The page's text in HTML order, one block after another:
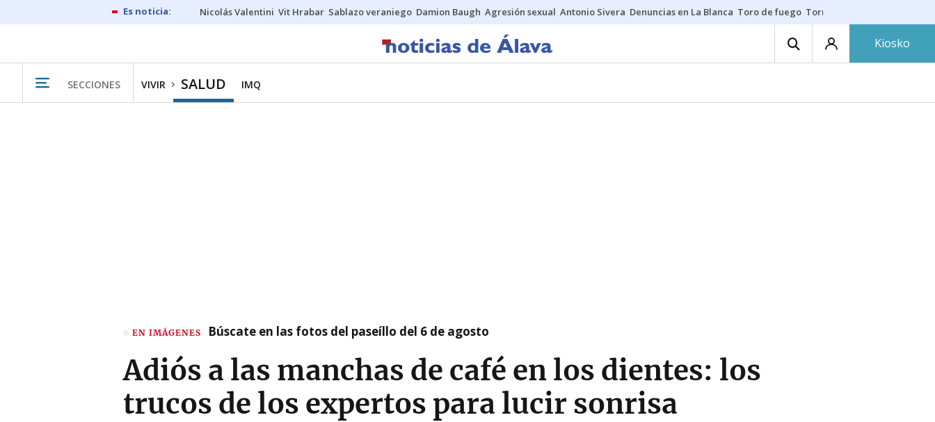
Nicolás Valentini Vit Hrabar Sablazo veraniego Damion Baugh Agresión sexual Antonio Sivera Denuncias en La Blanca Toro de fuego Tornike Shengelia
Kiosko
SECCIONES VIVIR SALUD IMQ
EN IMÁGENES Búscate en las fotos del paseíllo del 6 de agosto
Adiós a las manchas de café en los dientes: los
trucos de los expertos para lucir sonrisa